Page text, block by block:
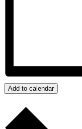
Add to calendar